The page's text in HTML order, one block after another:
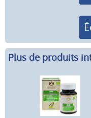
Plus de produits